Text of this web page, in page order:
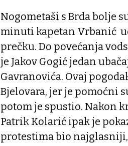
Nogometaši s Brda bolje
minuti kapetan Vrbanić
prečku. Do povećanja
je Jakov Gogić jedan
Gavranovića. Ovaj
Bjelovara, jer je pomoćni
potom je spustio. Nakon
Patrik Kolarić ipak je
protestima bio